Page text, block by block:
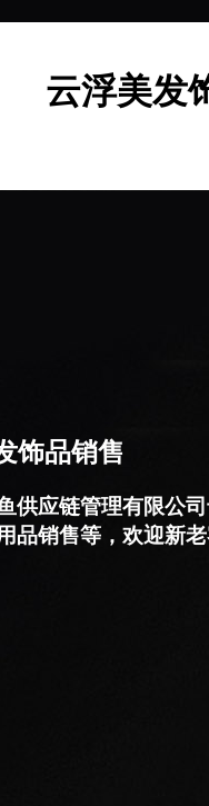
云浮美发
饰品销售
供应链管理有限公
品销售等，欢迎新